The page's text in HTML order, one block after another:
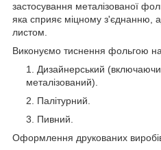
застосування металізованої
яка сприяє міцному з'єднанню,
листом.
Виконуємо тиснення фольгою на
Дизайнерський (включаючи
металізований).
Палітурний.
Пивний.
Оформлення друкованих